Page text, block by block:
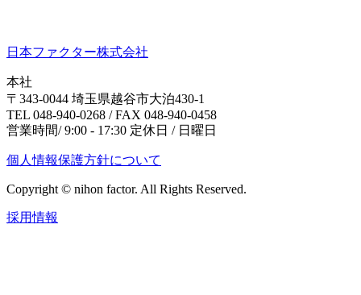
日本ファクター株式会社
本社
〒343-0044 埼玉県越谷市大泊430-1
TEL 048-940-0268 / FAX 048-940-0458
営業時間/ 9:00 - 17:30 定休日 / 日曜日
個人情報保護方針について
Copyright © nihon factor. All Rights Reserved.
採用情報